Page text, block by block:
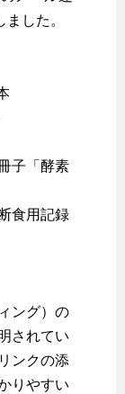
した。
子「酵素
食用記録
ング）の
されてい
ンクの添
りやすい